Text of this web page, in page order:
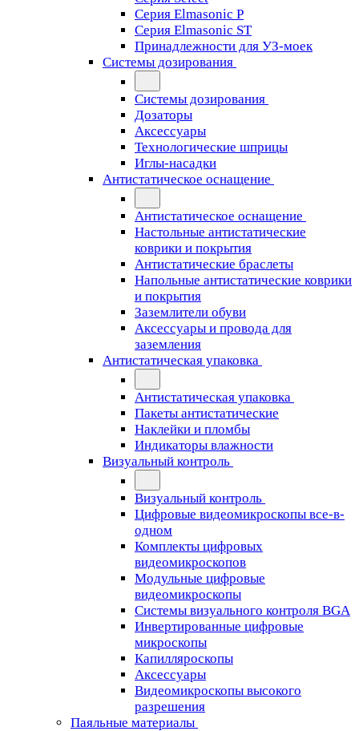
Серия Elmasonic P
Серия Elmasonic ST
Принадлежности для УЗ-моек
Системы дозирования
Системы дозирования
Дозаторы
Аксессуары
Технологические шприцы
Иглы-насадки
Антистатическое оснащение
Антистатическое оснащение
Настольные антистатические
коврики и покрытия
Антистатические браслеты
Напольные антистатические коврики
и покрытия
Заземлители обуви
Аксессуары и провода для
заземления
Антистатическая упаковка
Антистатическая упаковка
Пакеты антистатические
Наклейки и пломбы
Индикаторы влажности
Визуальный контроль
Визуальный контроль
Цифровые видеомикроскопы все-в-
одном
Комплекты цифровых
видеомикроскопов
Модульные цифровые
видеомикроскопы
Cистемы визуального контроля BGA
Инвертированные цифровые
микроскопы
Капилляроскопы
Аксессуары
Видеомикроскопы высокого
разрешения
Паяльные материалы